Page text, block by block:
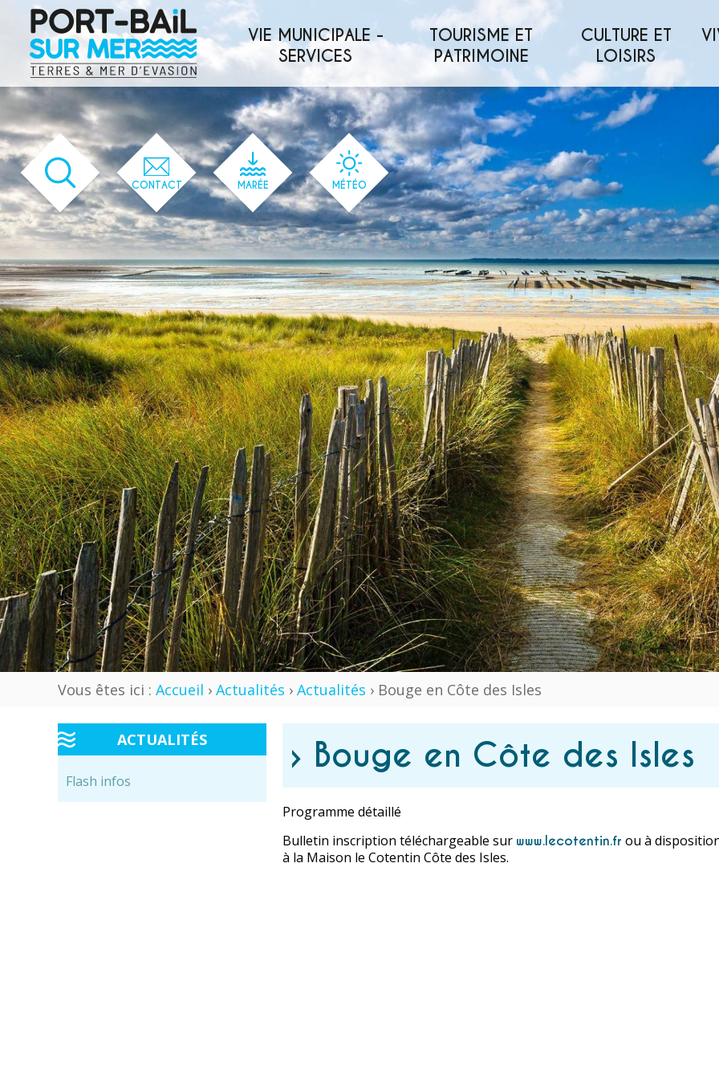
VIE MUNICIPALE -
SERVICES
TOURISME ET
PATRIMOINE
CULTURE ET
LOISIRS
CONTACT MARÉE MÉTÉO
'144' / '1' / '144' / '144' / '144' / '144'
Vous êtes ici : Accueil › Actualités › Actualités › Bouge en Côte des Isles
ACTUALITÉS
Flash infos
› Bouge en Côte des Isles
Programme détaillé
Bulletin inscription téléchargeable sur www.lecotentin.fr ou à
à la Maison le Cotentin Côte des Isles.